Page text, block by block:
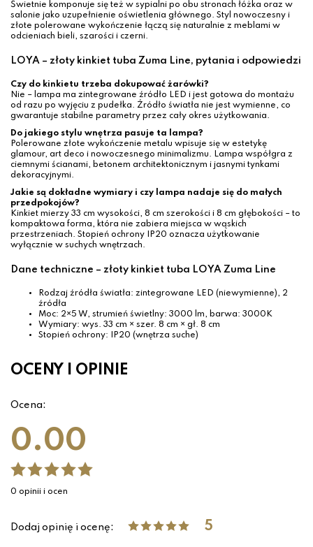
Świetnie komponuje się też w sypialni po obu stronach łóżka oraz w
salonie jako uzupełnienie oświetlenia głównego. Styl nowoczesny i
złote polerowane wykończenie łączą się naturalnie z meblami w
odcieniach bieli, szarości i czerni.
LOYA – złoty kinkiet tuba Zuma Line, pytania i odpowiedzi
Czy do kinkietu trzeba dokupować żarówki?
Nie – lampa ma zintegrowane źródło LED i jest gotowa do montażu
od razu po wyjęciu z pudełka. Źródło światła nie jest wymienne, co
gwarantuje stabilne parametry przez cały okres użytkowania.
Do jakiego stylu wnętrza pasuje ta lampa?
Polerowane złote wykończenie metalu wpisuje się w estetykę
glamour, art deco i nowoczesnego minimalizmu. Lampa współgra z
ciemnymi ścianami, betonem architektonicznym i jasnymi tynkami
dekoracyjnymi.
Jakie są dokładne wymiary i czy lampa nadaje się do małych
przedpokojów?
Kinkiet mierzy 33 cm wysokości, 8 cm szerokości i 8 cm głębokości – to
kompaktowa forma, która nie zabiera miejsca w wąskich
przestrzeniach. Stopień ochrony IP20 oznacza użytkowanie
wyłącznie w suchych wnętrzach.
Dane techniczne – złoty kinkiet tuba LOYA Zuma Line
Rodzaj źródła światła: zintegrowane LED (niewymienne), 2
źródła
Moc: 2×5 W, strumień świetlny: 3000 lm, barwa: 3000K
Wymiary: wys. 33 cm × szer. 8 cm × gł. 8 cm
Stopień ochrony: IP20 (wnętrza suche)
OCENY I OPINIE
Ocena:
0.00
0 opinii i ocen
Dodaj opinię i ocenę: 5